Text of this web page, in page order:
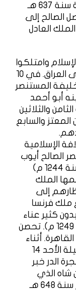
مدته بل قبض عليه في 8 ذي القعدة سنة 637 هـ
الصالح إلى
الملك العادل
وامتلكوا
جميع بلاد فارس ووصلت طلائعهم إلى العراق. في 10
توفي الخليفة المستنصر
أبو أحمد
والثلاثين
والسابع
الإسلامية
الصالح أيوب
على الإفرنج قرب غزة سنة 642 هـ (سنة 1244 م)
الملك
أنظارهم إلى
ملك فرنسا
كثير عناء
في 21 صفر سنة 647 هـ (5 مايو سنة 1249 م). تحصن
أثناء
الاستعداد للقتال، توفي الصالح في ليلة الأحد 14
شجرة الدر خبر
شاه الذي
خلفه في ملك مصر. في أوائل محرم سنة 648 هـ